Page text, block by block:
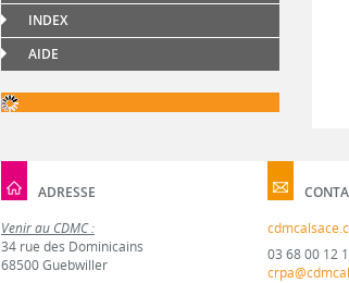
INDEX
AIDE
ADRESSE
Venir au CDMC :
34 rue des Dominicains
68500 Guebwiller
03 68 00 12